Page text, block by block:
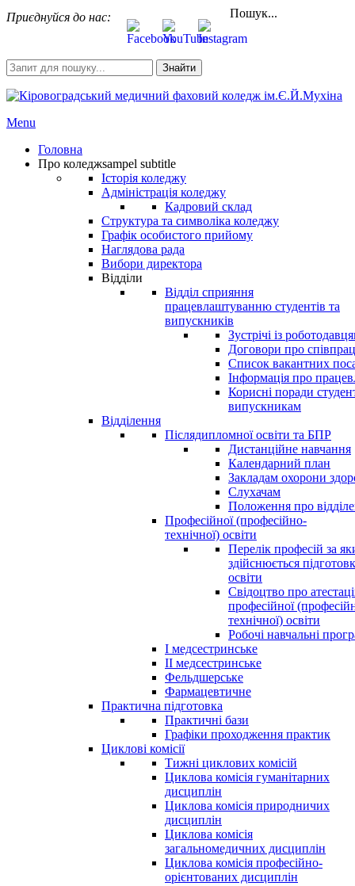
Приєднуйся до нас: Пошук...
Знайти
Menu
Головна
Про коледжsampel subtitle
Історія коледжу
Адміністрація коледжу
Кадровий склад
Структура та символіка коледжу
Графік особистого прийому
Наглядова рада
Вибори директора
Відділи
Відділ сприяння
працевлаштуванню студентів та
випускників
Зустрічі із
Договори про
Список вакантних
Інформація про
Корисні поради
випускникам
Відділення
Післядипломної освіти та БПР
Дистанційне навчання
Календарний план
Закладам охорони
Слухачам
Положення про
Професійної (професійно-
технічної) освіти
Перелік професій за
здійснюється
освіти
Свідоцтво про
професійної
технічної) освіти
Робочі навчальні
І медсестринське
ІІ медсестринське
Фельдшерське
Фармацевтичне
Практична підготовка
Практичні бази
Графіки проходження практик
Циклові комісії
Тижні циклових комісій
Циклова комісія гуманітарних
дисциплін
Циклова комісія природничих
дисциплін
Циклова комісія
загальномедичних дисциплін
Циклова комісія професійно-
орієнтованих дисциплін